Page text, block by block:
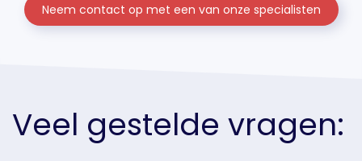
Neem contact op met een van onze specialisten
Veel gestelde vragen: